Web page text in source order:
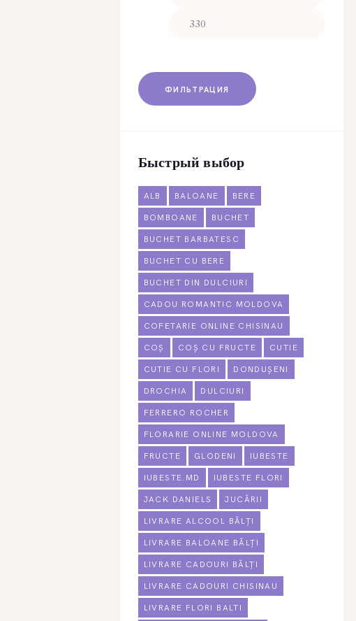
ФИЛЬТРАЦИЯ
Быстрый выбор
ALB BALOANE BERE
BOMBOANE BUCHET
BUCHET BARBATESC
BUCHET CU BERE
BUCHET DIN DULCIURI
CADOU ROMANTIC MOLDOVA
COFETARIE ONLINE CHISINAU
COȘ COȘ CU FRUCTE CUTIE
CUTIE CU FLORI DONDUȘENI
DROCHIA DULCIURI
FERRERO ROCHER
FLORARIE ONLINE MOLDOVA
FRUCTE GLODENI IUBESTE
IUBESTE.MD IUBESTE FLORI
JACK DANIELS JUCĂRII
LIVRARE ALCOOL BĂLȚI
LIVRARE BALOANE BĂLȚI
LIVRARE CADOURI BĂLȚI
LIVRARE CADOURI CHISINAU
LIVRARE FLORI BALTI